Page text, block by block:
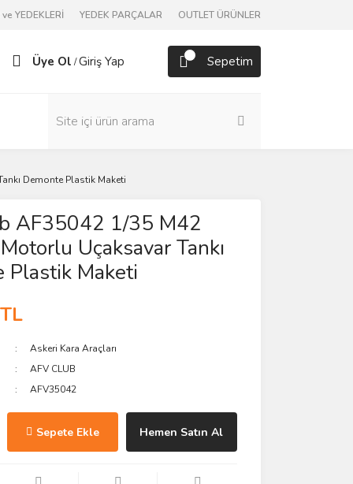
YEDEKLERİ YEDEK PARÇALAR OUTLET ÜRÜNLER
Üye Ol /Giriş Yap Sepetim
Demonte Plastik Maketi
AF35042 1/35 M42
Uçaksavar Tankı
Plastik Maketi
Askeri Kara Araçları
AFV CLUB
AFV35042
Sepete Ekle Hemen Satın Al